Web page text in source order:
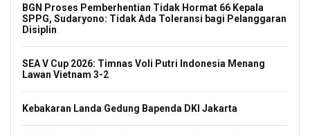
BGN Proses Pemberhentian Tidak Hormat 66 Kepala
SPPG, Sudaryono: Tidak Ada Toleransi bagi Pelanggaran
Disiplin
SEA V Cup 2026: Timnas Voli Putri Indonesia Menang
Lawan Vietnam 3-2
Kebakaran Landa Gedung Bapenda DKI Jakarta